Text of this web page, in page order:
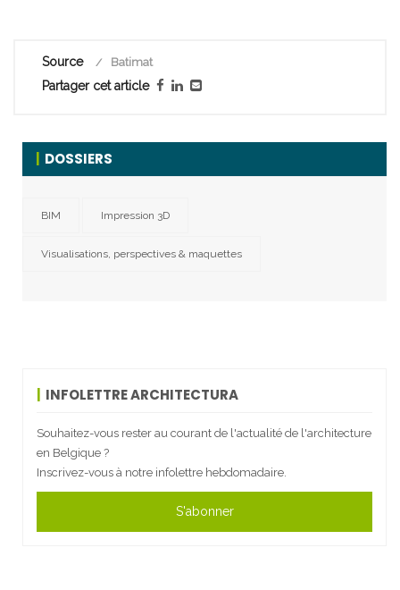
Source Batimat
Partager cet article
DOSSIERS
BIM Impression 3D
Visualisations, perspectives & maquettes
INFOLETTRE ARCHITECTURA
Souhaitez-vous rester au courant de l'actualité de l'architecture
en Belgique ?
Inscrivez-vous à notre infolettre hebdomadaire.
S'abonner